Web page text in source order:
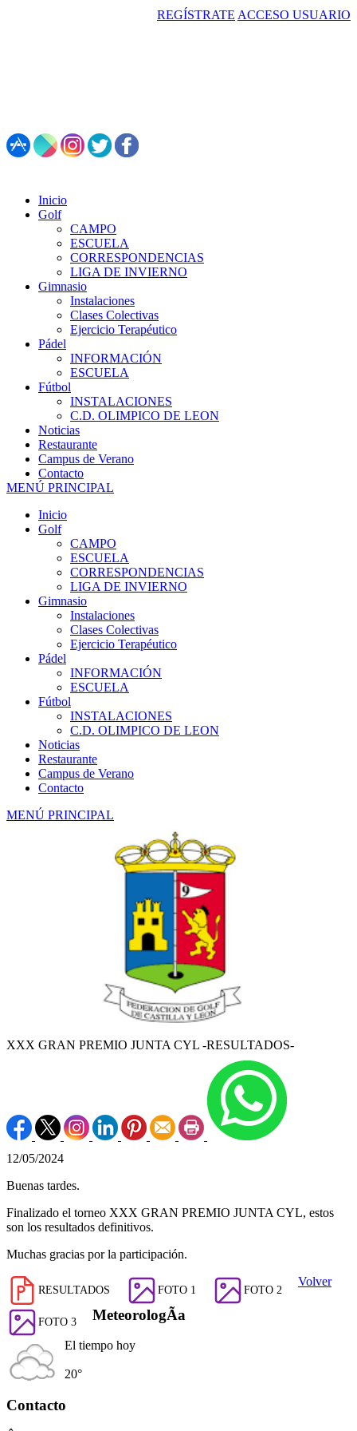
REGÍSTRATE ACCESO USUARIO
Inicio
Golf
CAMPO
ESCUELA
CORRESPONDENCIAS
LIGA DE INVIERNO
Gimnasio
Instalaciones
Clases Colectivas
Ejercicio Terapéutico
Pádel
INFORMACIÓN
ESCUELA
Fútbol
INSTALACIONES
C.D. OLIMPICO DE LEON
Noticias
Restaurante
Campus de Verano
Contacto
MENÚ PRINCIPAL
Inicio
Golf
CAMPO
ESCUELA
CORRESPONDENCIAS
LIGA DE INVIERNO
Gimnasio
Instalaciones
Clases Colectivas
Ejercicio Terapéutico
Pádel
INFORMACIÓN
ESCUELA
Fútbol
INSTALACIONES
C.D. OLIMPICO DE LEON
Noticias
Restaurante
Campus de Verano
Contacto
MENÚ PRINCIPAL
XXX GRAN PREMIO JUNTA CYL -RESULTADOS-
12/05/2024
Buenas tardes.
Finalizado el torneo XXX GRAN PREMIO JUNTA CYL, estos
son los resultados definitivos.
Muchas gracias por la participación.
RESULTADOS FOTO 1 FOTO 2
FOTO 3
Volver
MeteorologÃ­a
El tiempo hoy
20°
Contacto